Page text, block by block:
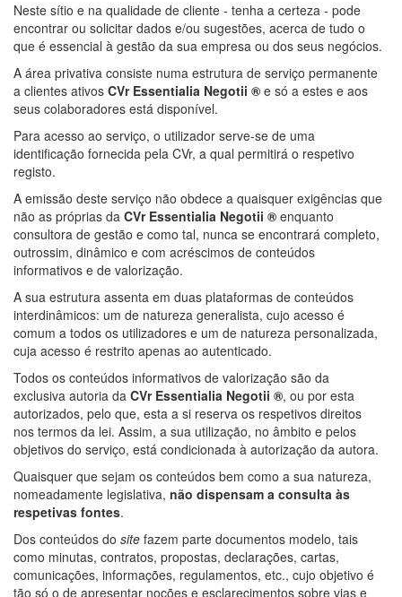
Neste sítio e na qualidade de cliente - tenha a certeza - pode
encontrar ou solicitar dados e/ou sugestões, acerca de tudo o
que é essencial à gestão da sua empresa ou dos seus negócios.
A área privativa consiste numa estrutura de serviço permanente
a clientes ativos CVr Essentialia Negotii ® e só a estes e aos
seus colaboradores está disponível.
Para acesso ao serviço, o utilizador serve-se de uma
identificação fornecida pela CVr, a qual permitirá o respetivo
registo.
A emissão deste serviço não obdece a quaisquer exigências que
não as próprias da CVr Essentialia Negotii ® enquanto
consultora de gestão e como tal, nunca se encontrará completo,
outrossim, dinâmico e com acréscimos de conteúdos
informativos e de valorização.
A sua estrutura assenta em duas plataformas de conteúdos
interdinâmicos: um de natureza generalista, cujo acesso é
comum a todos os utilizadores e um de natureza personalizada,
cuja acesso é restrito apenas ao autenticado.
Todos os conteúdos informativos de valorização são da
exclusiva autoria da CVr Essentialia Negotii ®, ou por esta
autorizados, pelo que, esta a si reserva os respetivos direitos
nos termos da lei. Assim, a sua utilização, no âmbito e pelos
objetivos do serviço, está condicionada à autorização da autora.
Quaisquer que sejam os conteúdos bem como a sua natureza,
nomeadamente legislativa, não dispensam a consulta às
respetivas fontes.
Dos conteúdos do site fazem parte documentos modelo, tais
como minutas, contratos, propostas, declarações, cartas,
comunicações, informações, regulamentos, etc., cujo objetivo é
tão só o de apresentar noções e esclarecimentos sobre vias e